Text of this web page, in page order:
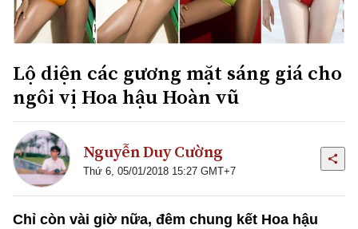
Lộ diện các gương mặt sáng giá cho
ngôi vị Hoa hậu Hoàn vũ
Nguyễn Duy Cường
Thứ 6, 05/01/2018 15:27 GMT+7
Chỉ còn vài giờ nữa, đêm chung kết Hoa hậu